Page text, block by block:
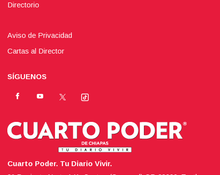
Directorio
Aviso de Privacidad
Cartas al Director
SÍGUENOS
Cuarto Poder. Tu Diario Vivir.